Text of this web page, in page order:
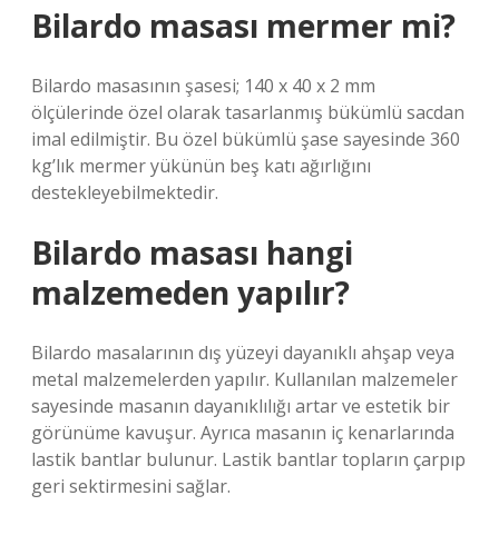
Bilardo masası mermer mi?
Bilardo masasının şasesi; 140 x 40 x 2 mm
ölçülerinde özel olarak tasarlanmış bükümlü sacdan
imal edilmiştir. Bu özel bükümlü şase sayesinde 360 ​​
kg’lık mermer yükünün beş katı ağırlığını
destekleyebilmektedir.
Bilardo masası hangi
malzemeden yapılır?
Bilardo masalarının dış yüzeyi dayanıklı ahşap veya
metal malzemelerden yapılır. Kullanılan malzemeler
sayesinde masanın dayanıklılığı artar ve estetik bir
görünüme kavuşur. Ayrıca masanın iç kenarlarında
lastik bantlar bulunur. Lastik bantlar topların çarpıp
geri sektirmesini sağlar.